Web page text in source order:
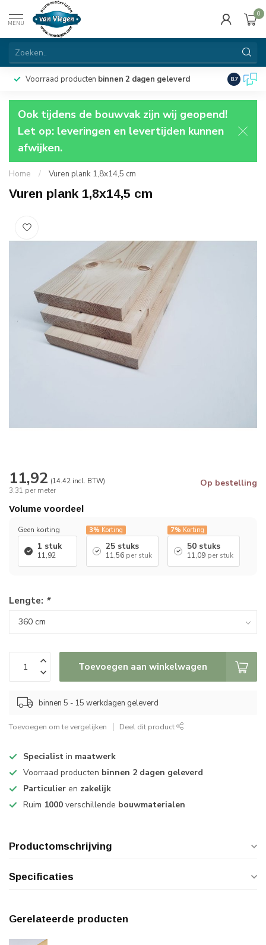
MENU
0
Voorraad producten binnen 2 dagen geleverd 8.7
Ook tijdens de bouwvak zijn wij geopend!
Let op: leveringen en levertijden kunnen
afwijken.
Home / Vuren plank 1,8x14,5 cm
Vuren plank 1,8x14,5 cm
11,92 (14.42 incl. BTW)
3,31 per meter
Op bestelling
Volume voordeel
Geen korting
1 stuk
11,92
3% Korting
25 stuks
11,56 per stuk
7% Korting
50 stuks
11,09 per stuk
Lengte: *
Toevoegen aan winkelwagen
binnen 5 - 15 werkdagen geleverd
Toevoegen om te vergelijken Deel dit product
Specialist in maatwerk
Voorraad producten binnen 2 dagen geleverd
Particulier en zakelijk
Ruim 1000 verschillende bouwmaterialen
Productomschrijving
Specificaties
Gerelateerde producten